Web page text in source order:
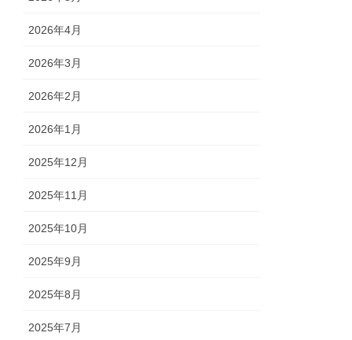
2026年4月
2026年3月
2026年2月
2026年1月
2025年12月
2025年11月
2025年10月
2025年9月
2025年8月
2025年7月